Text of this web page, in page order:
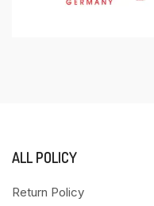
ALL POLICY
Return Policy